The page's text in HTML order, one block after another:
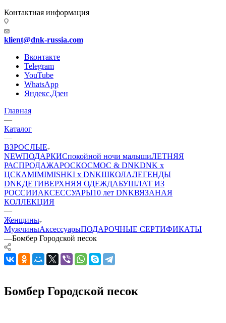
Контактная информация
klient@dnk-russia.com
Вконтакте
Telegram
YouTube
WhatsApp
Яндекс.Дзен
Главная
—
Каталог
—
ВЗРОСЛЫЕ
NEWПОДАРКИСпокойной ночи малышиЛЕТНЯЯ
РАСПРОДАЖАРОСКОСМОС & DNKDNK x
ЦСКАMIMIMISHKI x DNKШКОЛАЛЕГЕНДЫ
DNKДЕТИВЕРХНЯЯ ОДЕЖДАБУШЛАТ ИЗ
РОССИИАКСЕССУАРЫ10 лет DNKВЯЗАНАЯ
КОЛЛЕКЦИЯ
—
Женщины
МужчиныАксессуарыПОДАРОЧНЫЕ СЕРТИФИКАТЫ
—Бомбер Городской песок
Бомбер Городской песок